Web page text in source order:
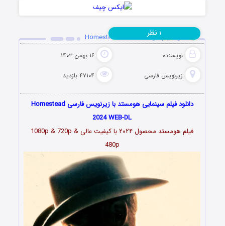
دانلود فیلم هومستد Homestead 2024
نویسنده ۱۶ بهمن ۱۴۰۳
زیرنویس فارسی ۴۷۱۰۴ بازدید
۱ نظر
دانلود فیلم سینمایی هومستد با زیرنویس فارسی Homestead
2024 WEB-DL
فیلم هومستد محصول ۲۰۲۴ با کیفیت عالی 1080p & 720p &
480p